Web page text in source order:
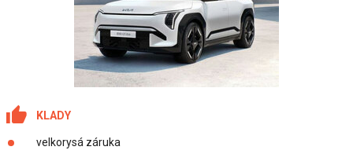
KLADY
velkorysá záruka